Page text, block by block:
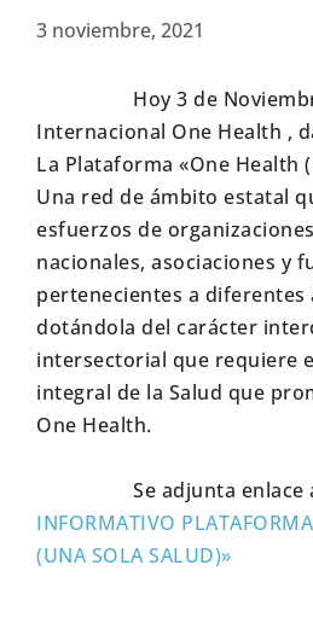
3 noviembre, 2021
Hoy 3 de
Internacional One Health ,
La Plataforma «One Health
Una red de ámbito estatal
esfuerzos de
nacionales, asociaciones y
pertenecientes a diferentes
dotándola del carácter
intersectorial que requiere
integral de la Salud que
One Health.
Se adjunta enlace
INFORMATIVO
(UNA SOLA SALUD)»